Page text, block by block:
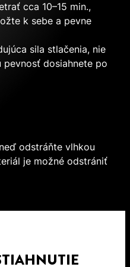
cca 10–15 min.,
k sebe a pevne
sila stlačenia, nie
pevnosť dosiahnete po
odstráňte vlhkou
je možné odstrániť